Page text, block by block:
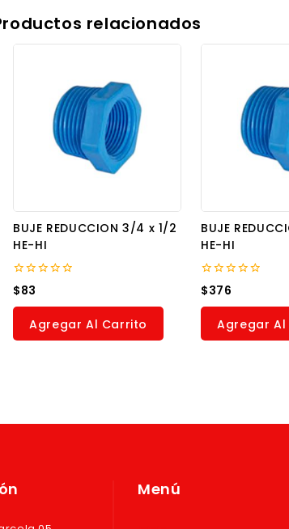
relacionados
BUJE REDUCCION 3/4 x 1/2
HE-HI
0
out
of
$83
Agregar Al Carrito
BUJE
HE-HI
0
out
of
$376
Agregar
Menú